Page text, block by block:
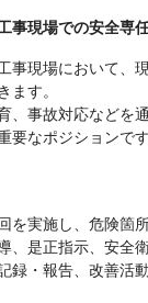
事現場での安全専任
事現場において、
ます。
、事故対応などを
要なポジションです
を実施し、危険箇
、是正指示、安全
録・報告、改善活